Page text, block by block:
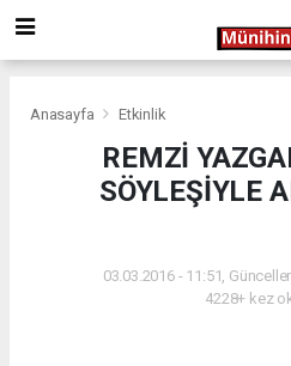
Anasayfa Etkinlik
REMZİ
SÖYLEŞİYLE
03.03.2016 - 11:51,
4228+ kez